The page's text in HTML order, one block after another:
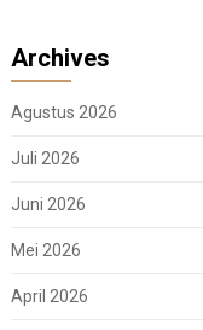
Archives
Agustus 2026
Juli 2026
Juni 2026
Mei 2026
April 2026